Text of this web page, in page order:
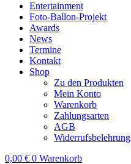
Entertainment
Foto-Ballon-Projekt
Awards
News
Termine
Kontakt
Shop
Zu den Produkten
Mein Konto
Warenkorb
Zahlungsarten
AGB
Widerrufsbelehrung
0,00 € 0 Warenkorb